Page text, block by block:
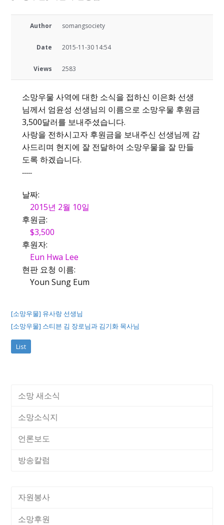
Author somangsociety
Date 2015-11-30 14:54
Views 2583
소망우물 사역에 대한 소식을 접하신 이은화 선생
님께서 엄윤성 선생님의 이름으로 소망우물 후원금
3,500달러를 보내주셨습니다.
사랑을 전하시고자 후원금을 보내주신 선생님께 감
사드리며 현지에 잘 전달하여 소망우물을 잘 만들
도록 하겠습니다.
-----
날짜:
2015년 2월 10일
후원금:
$3,500
후원자:
Eun Hwa Lee
현판 요청 이름:
Youn Sung Eum
[소망우물] 유사랑 선생님
[소망우물] 스티븐 김 장로님과 김기화 목사님
List
소망 새소식
소망소식지
언론보도
방송칼럼
자원봉사
소망후원